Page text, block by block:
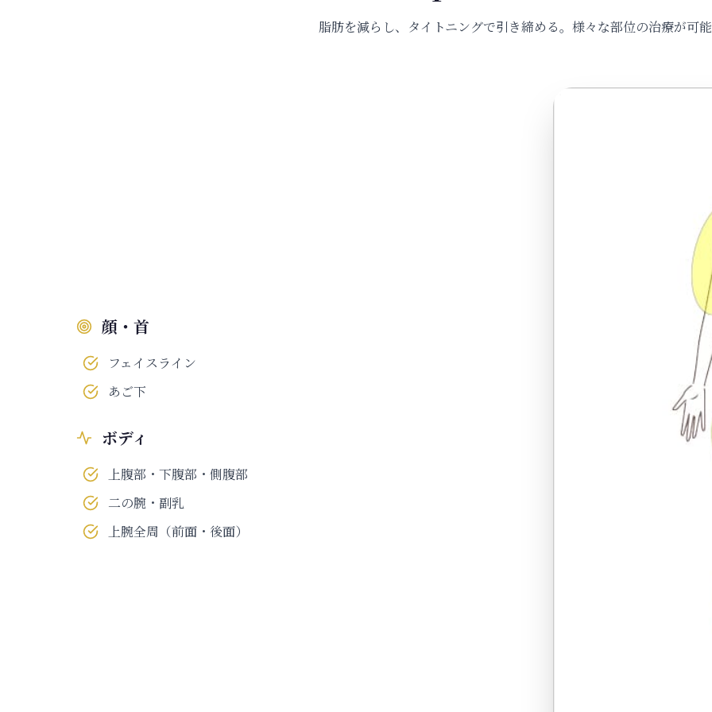
脂肪を減らし、タイトニングで引き締める。様々な部位の治療が可
顔・首
フェイスライン
あご下
ボディ
上腹部・下腹部・側腹部
二の腕・副乳
上腕全周（前面・後面）